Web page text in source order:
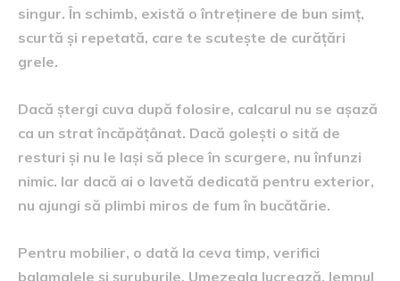
singur. În schimb, există o întreținere de bun simț,
scurtă și repetată, care te scutește de curățări
grele.
Dacă ștergi cuva după folosire, calcarul nu se așază
ca un strat încăpățânat. Dacă golești o sită de
resturi și nu le lași să plece în scurgere, nu înfunzi
nimic. Iar dacă ai o lavetă dedicată pentru exterior,
nu ajungi să plimbi miros de fum în bucătărie.
Pentru mobilier, o dată la ceva timp, verifici
balamalele și șuruburile. Umezeala lucrează, lemnul